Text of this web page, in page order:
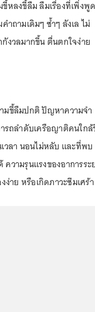
หลงขี้ลืม ลืมเรื่องที่เพิ่งพู
ำถามเดิมๆ ซ้ำๆ ลังเล ไม่
งวลมากขึ้น ตื่นตกใจง่าย
มขี้ลืมปกติ ปัญหาความจำ
รถลำดับเครือญาติคนใก
วลา นอนไม่หลับ และที่พบ
วามรุนแรงของอาการระ
าย หรือเกิดภาวะซึมเศร้า